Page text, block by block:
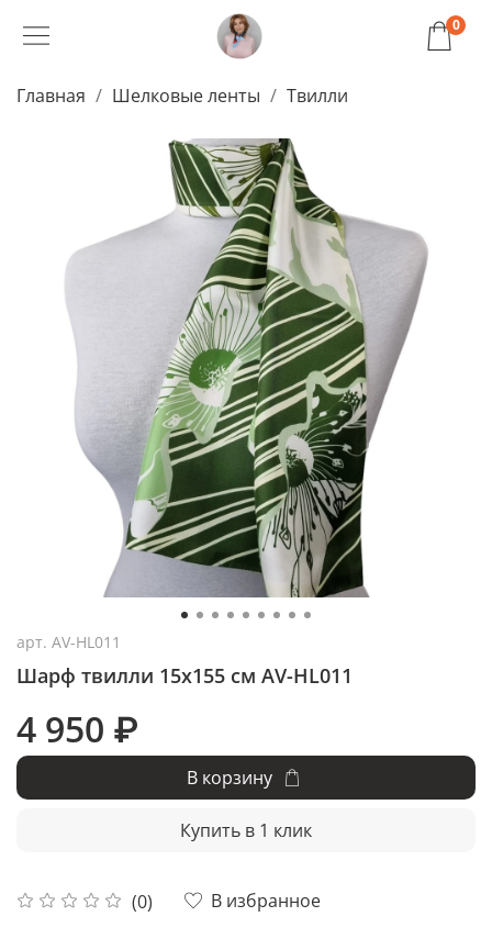
0
Главная Шелковые ленты Твилли
арт. AV-HL011
Шарф твилли 15x155 см AV-HL011
(0) В избранное
4 950 ₽
В корзину
Купить в 1 клик